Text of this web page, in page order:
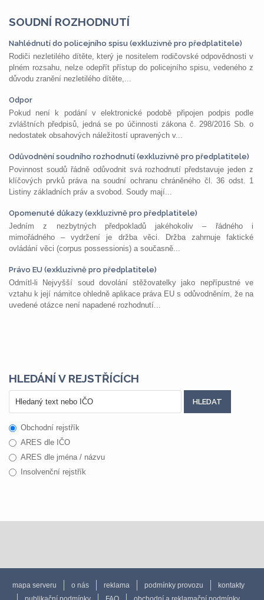
SOUDNÍ ROZHODNUTÍ
Nahlédnutí do policejního spisu (exkluzivně pro předplatitele)
Rodiči nezletilého dítěte, který je nositelem rodičovské odpovědnosti v
plném rozsahu, nelze odepřít přístup do policejního spisu, vedeného z
důvodu zranění nezletilého dítěte,...
Odpor
Pokud není k podání v elektronické podobě připojen podpis podle
zvláštních předpisů, jedná se po účinnosti zákona č. 298/2016 Sb. o
nedostatek obsahových náležitostí upravených v...
Odůvodnění soudního rozhodnutí (exkluzivně pro předplatitele)
Povinnost soudů řádně odůvodnit svá rozhodnutí představuje jeden z
klíčových prvků práva na soudní ochranu chráněného čl. 36 odst. 1
Listiny základních práv a svobod. Soudy mají...
Opomenuté důkazy (exkluzivně pro předplatitele)
Jedním z nezbytných předpokladů jakéhokoliv – řádného i
mimořádného – vydržení je držba věci. Držba zahrnuje faktické
ovládání věci (corpus possessionis) a současně...
Právo EU (exkluzivně pro předplatitele)
Odmítl-li Nejvyšší soud dovolání stěžovatelky jako nepřípustné ve
vztahu k její námitce ohledně aplikace práva EU s odůvodněním, že na
uvedené otázce není napadené rozhodnutí...
HLEDÁNÍ V REJSTŘÍCÍCH
Obchodní rejstřík
ARES dle IČO
ARES dle jména / názvu
Insolvenční rejstřík
mapa serveru o nás reklama podmínky provozu
kontakty